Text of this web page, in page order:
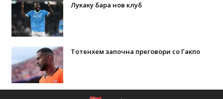
Лукаку бара нов клуб
Тотенхем започна преговори со Гакпо